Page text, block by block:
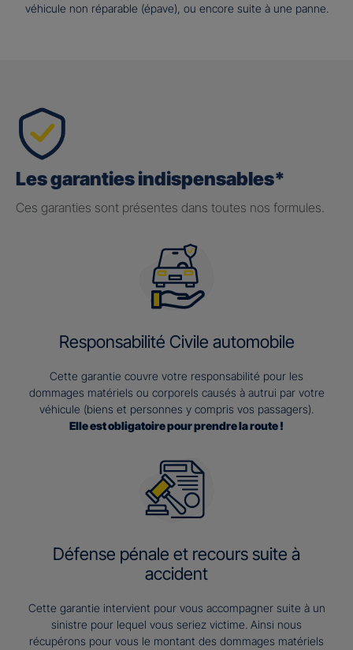
véhicule non réparable (épave), ou encore suite à une panne.
Les garanties indispensables*
Ces garanties sont présentes dans toutes nos formules.
Responsabilité Civile automobile
Cette garantie couvre votre responsabilité pour les
dommages matériels ou corporels causés à autrui par votre
véhicule (biens et personnes y compris vos passagers).
Elle est obligatoire pour prendre la route !
Défense pénale et recours suite à
accident
Cette garantie intervient pour vous accompagner suite à un
sinistre pour lequel vous seriez victime. Ainsi nous
récupérons pour vous le montant des dommages matériels